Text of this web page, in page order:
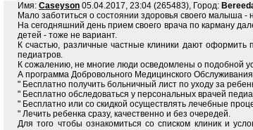
Имя: Caseyson 05.04.2017, 23:04 (265483), Город:
Мало заботиться о состоянии здоровья своего малыша
На сегодняшний день прием своего врача по карману
детей - тоже не вариант.
К счастью, различные частные клиники дают оформить
педиатров.
К сожалению, не многие люди осведомлены о подобной
А программа Добровольного Медицинского
" Бесплатно получить больничный лист по уходу за
" Бесплатно обследоваться у персональных врачей
" Бесплатно или со скидкой осуществлять лечебные
" Лечить ребенка сразу, качественно и без очередей.
Для того чтобы ознакомиться со списком клиник и